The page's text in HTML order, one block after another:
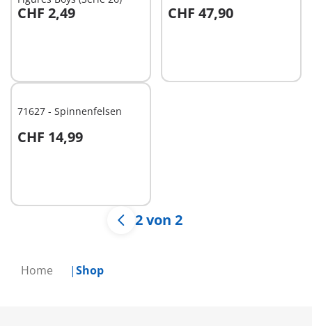
Home Shop
CHF 2,49 CHF 47,90
71627 - Spinnenfelsen
CHF 14,99
2 von 2